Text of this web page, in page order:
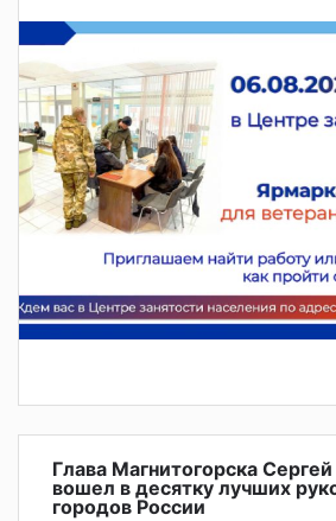
Глава Магнитогорска
вошел в десятку лучших
городов России